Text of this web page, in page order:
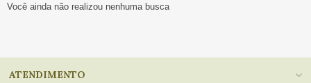
Você ainda não realizou nenhuma busca
ATENDIMENTO